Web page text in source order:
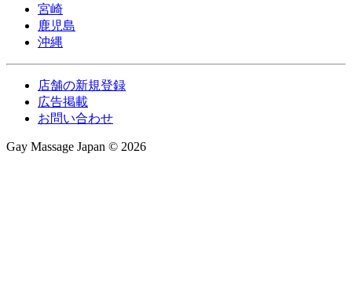
宮崎
鹿児島
沖縄
店舗の新規登録
広告掲載
お問い合わせ
Gay Massage Japan © 2026